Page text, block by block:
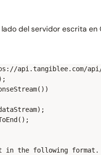
del servidor escrita en
api/
in the following format.